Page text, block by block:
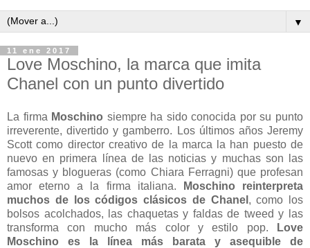
▼
11 ene 2017
Love Moschino, la marca que imita
Chanel con un punto divertido
La firma Moschino siempre ha sido conocida por su punto
irreverente, divertido y gamberro. Los últimos años Jeremy
Scott como director creativo de la marca la han puesto de
nuevo en primera línea de las noticias y muchas son las
famosas y blogueras (como Chiara Ferragni) que profesan
amor eterno a la firma italiana.
Moschino reinterpreta
muchos de los códigos clásicos de Chanel , como los
bolsos acolchados, las chaquetas y faldas de tweed y las
transforma con mucho más color y estilo pop.
Love
Moschino es la línea más barata y asequible de